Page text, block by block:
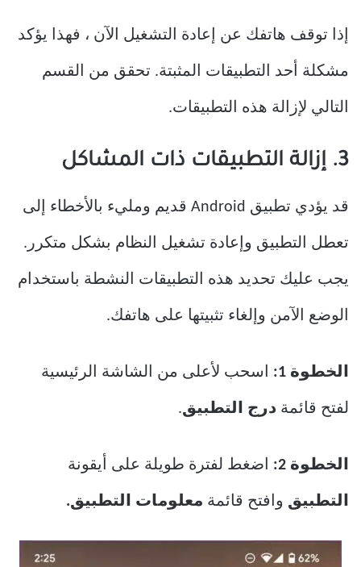
إذا توقف هاتفك عن إعادة التشغيل الآن ، فهذا يؤكد
مشكلة أحد التطبيقات المثبتة. تحقق من القسم
التالي لإزالة هذه التطبيقات.
3. إزالة التطبيقات ذات المشاكل
قد يؤدي تطبيق Android قديم ومليء بالأخطاء إلى
تعطل التطبيق وإعادة تشغيل النظام بشكل متكرر.
يجب عليك تحديد هذه التطبيقات النشطة باستخدام
الوضع الآمن وإلغاء تثبيتها على هاتفك.
الخطوة 1: اسحب لأعلى من الشاشة الرئيسية
لفتح قائمة درج التطبيق.
الخطوة 2: اضغط لفترة طويلة على أيقونة
التطبيق وافتح قائمة معلومات التطبيق.